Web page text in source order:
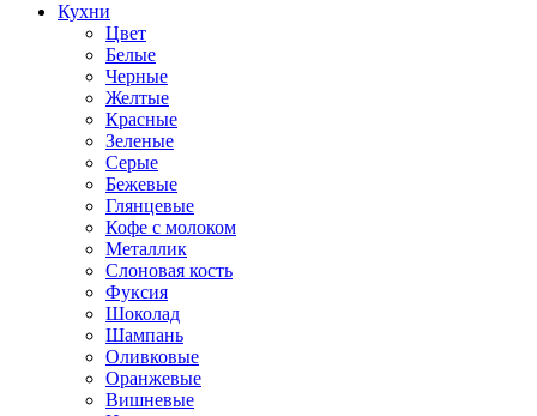
Кухни
Цвет
Белые
Черные
Желтые
Красные
Зеленые
Серые
Бежевые
Глянцевые
Кофе с молоком
Металлик
Слоновая кость
Фуксия
Шоколад
Шампань
Оливковые
Оранжевые
Вишневые